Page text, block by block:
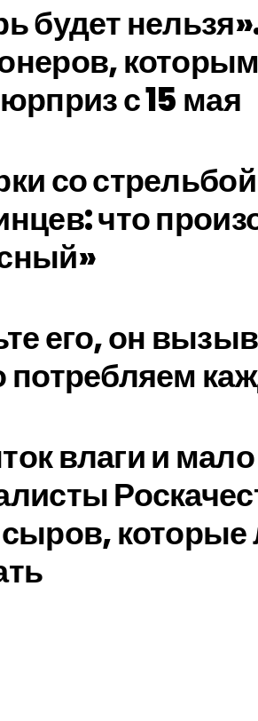
будет
с 15 мая
со
что
его, он
потребляем
влаги и
которые